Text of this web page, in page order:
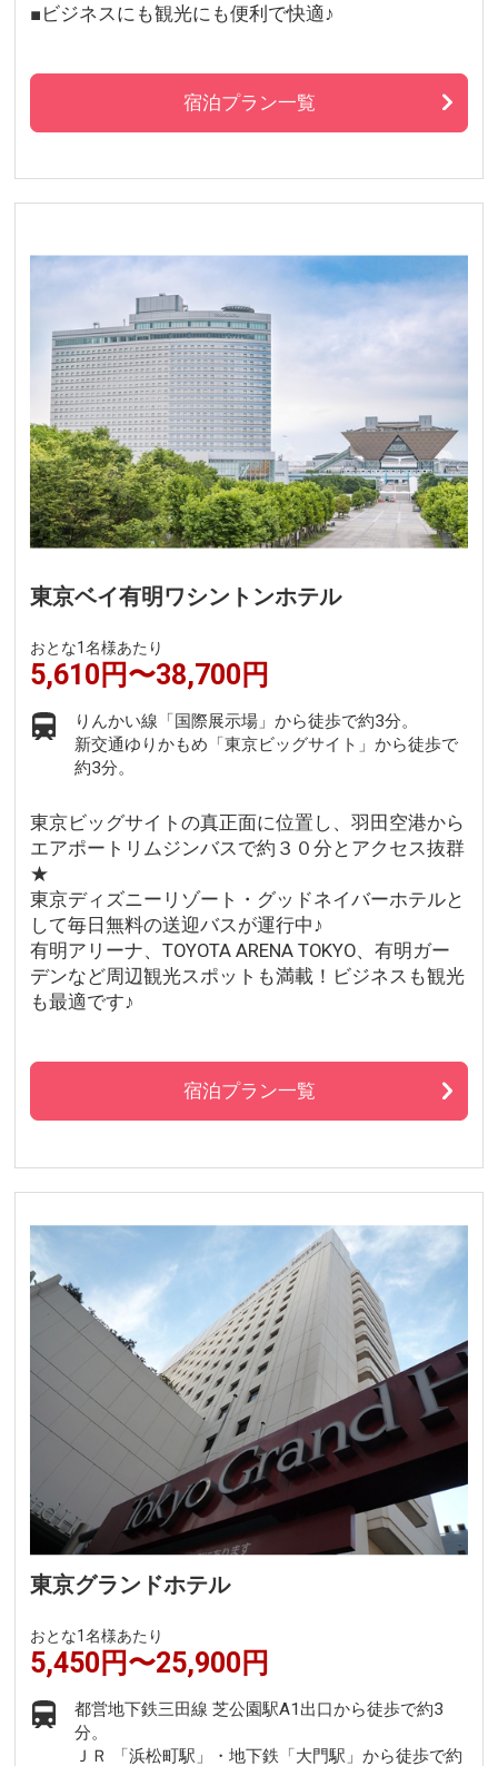
■ビジネスにも観光にも便利で快適♪
宿泊プラン一覧
東京ベイ有明ワシントンホテル
おとな1名様あたり
5,610円〜38,700円
りんかい線「国際展示場」から徒歩で約3分。
新交通ゆりかもめ「東京ビッグサイト」から徒歩で
約3分。
東京ビッグサイトの真正面に位置し、羽田空港から
エアポートリムジンバスで約３０分とアクセス抜群
★
東京ディズニーリゾート・グッドネイバーホテルと
して毎日無料の送迎バスが運行中♪
有明アリーナ、TOYOTA ARENA TOKYO、有明ガー
デンなど周辺観光スポットも満載！ビジネスも観光
も最適です♪
宿泊プラン一覧
東京グランドホテル
おとな1名様あたり
5,450円〜25,900円
都営地下鉄三田線 芝公園駅A1出口から徒歩で約3
分。
ＪＲ 「浜松町駅」・地下鉄「大門駅」から徒歩で約